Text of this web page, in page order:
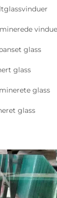
glass
glass
glass
glass